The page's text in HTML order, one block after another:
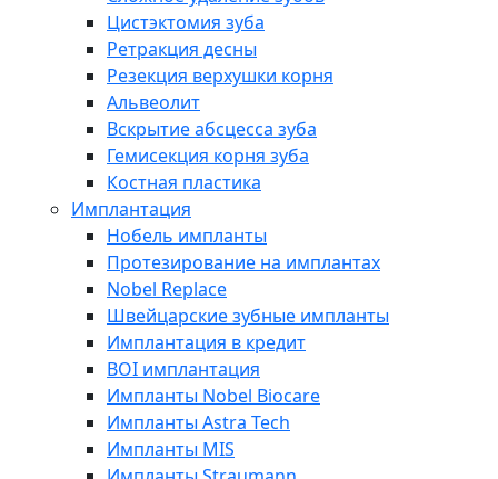
Цистэктомия зуба
Ретракция десны
Резекция верхушки корня
Альвеолит
Вскрытие абсцесса зуба
Гемисекция корня зуба
Костная пластика
Имплантация
Нобель импланты
Протезирование на имплантах
Nobel Replace
Швейцарские зубные импланты
Имплантация в кредит
BOI имплантация
Импланты Nobel Biocare
Импланты Astra Tech
Импланты MIS